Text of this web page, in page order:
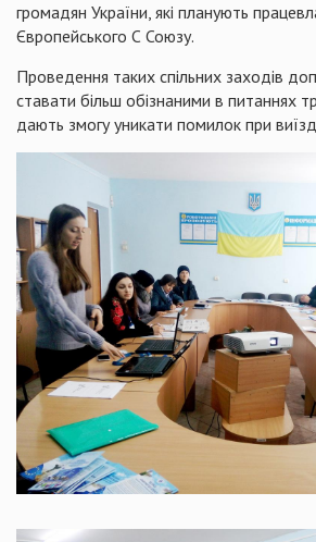
громадян України, які планують
Європейського С Союзу.
Проведення таких спільних заходів
ставати більш обізнаними в питаннях
дають змогу уникати помилок при